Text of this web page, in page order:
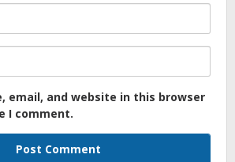
email, and website in this browser
I comment.